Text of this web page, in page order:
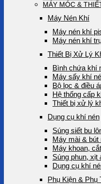
MÁY MÓC &
Máy Nén Khí
Máy nén khí
Máy nén khí
Thiết Bị Xử Lý
Bình chứa khí
Máy sấy khí
Bộ lọc & điều
Hệ thống cấp
Thiết bị xử lý
Dụng cụ khí nén
Súng siết bu
Máy mài & bút
Máy khoan,
Súng phun,
Dụng cụ khí
Phụ Kiện & Phụ